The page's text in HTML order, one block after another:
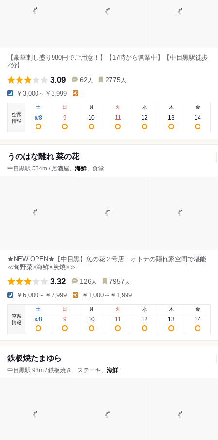
【豪華刺し盛り980円でご用意！】【17時から営業中】【中目黒駅徒歩
2分】
3.09 62 人 2775 人
￥3,000～￥3,999 -
空席
情報
土
8/8
日
9
月
10
火
11
水
12
木
13
金
14
うのはな離れ 菜の花
中目黒駅 584m / 居酒屋、 海鮮、食堂
★NEW OPEN★【中目黒】魚の花２号店！オトナの隠れ家空間で堪能
≪旬野菜×海鮮×炭焼×≫
3.32 126 人 7957 人
￥6,000～￥7,999 ￥1,000～￥1,999
空席
情報
土
8/8
日
9
月
10
火
11
水
12
木
13
金
14
鉄板焼たまゆら
中目黒駅 98m / 鉄板焼き、ステーキ、 海鮮